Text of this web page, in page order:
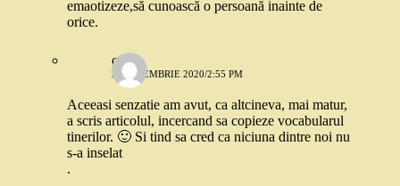
emaotizeze,să cunoască o persoană inainte de
orice.
oana
3 SEPTEMBRIE 2020/2:55 PM
Aceeasi senzatie am avut, ca altcineva, mai matur,
a scris articolul, incercand sa copieze vocabularul
tinerilor. 🙂 Si tind sa cred ca niciuna dintre noi nu
s-a inselat
.